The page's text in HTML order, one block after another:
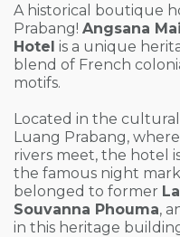
A historical boutique
Prabang! Angsana
Hotel is a unique
blend of French
motifs.
Located in the
Luang Prabang,
rivers meet, the hotel
the famous night
belonged to former
Souvanna Phouma,
in this heritage